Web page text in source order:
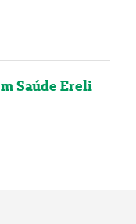
Saúde Ereli